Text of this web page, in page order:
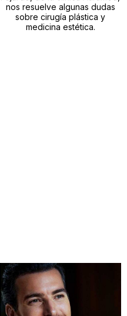
nos resuelve algunas dudas
sobre cirugía plástica y
medicina estética.